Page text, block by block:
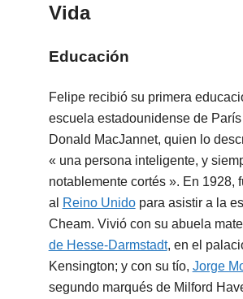
Vida
Educación
Felipe recibió su primera
escuela estadounidense de
Donald MacJannet, quien lo
« una persona inteligente, y
notablemente cortés ». En 1928,
al
Reino Unidopara asistir a la
Cheam. Vivió con su abuela
de Hesse-Darmstadt, en el
Kensington; y con su tío, Jorge
segundo marqués de Milford